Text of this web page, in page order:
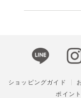
ショッピングガイド
ポイン